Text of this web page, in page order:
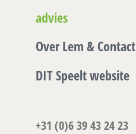
advies
Over Lem & Contact
DIT Speelt website
+31 (0)6 39 43 24 23